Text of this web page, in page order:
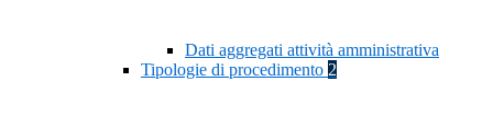
Dati aggregati attività amministrativa
Tipologie di procedimento 2